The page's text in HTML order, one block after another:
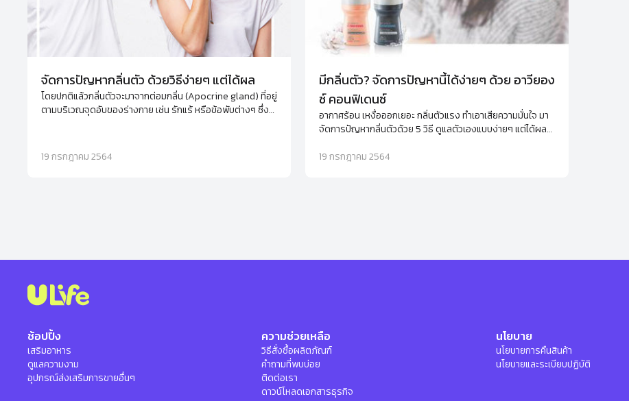
จัดการปัญหากลิ่นตัว ด้วยวิธีง่ายๆ แต่ได้ผล
โดยปกติแล้วกลิ่นตัวจะมาจากต่อมกลิ่น (Apocrine gland) ที่อยู่
ตามบริเวณจุดอับของร่างกาย เช่น รักแร้ หรือข้อพับต่างๆ ซึ่ง
เกิดเป็นกลิ่นเฉพาะบุคคล
19 กรกฎาคม 2564
มีกลิ่นตัว? จัดการปัญหานี้ได้ง่ายๆ ด้วย อาวียอง
ซ์ คอนฟิเดนซ์
อากาศร้อน เหงื่อออกเยอะ กลิ่นตัวแรง ทำเอาเสียความมั่นใจ มา
จัดการปัญหากลิ่นตัวด้วย 5 วิธี ดูแลตัวเองแบบง่ายๆ แต่ได้ผล
19 กรกฎาคม 2564
ช้อปปิ้ง
เสริมอาหาร
ดูแลความงาม
อุปกรณ์ส่งเสริมการขายอื่นๆ
ความช่วยเหลือ
วิธีสั่งซื้อผลิตภัณฑ์
คำถามที่พบบ่อย
ติดต่อเรา
ดาวน์โหลดเอกสารธุรกิจ
นโยบาย
นโยบายการคืนสินค้า
นโยบายและระเบียบปฏิบัติ